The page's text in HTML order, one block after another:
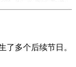
了多个后续节日。